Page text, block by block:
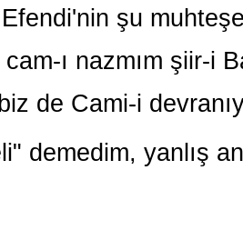
şu
ı nazmım şiir-i
de Cami-i
demedim, yanlış